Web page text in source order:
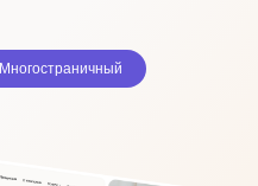
Многостраничный